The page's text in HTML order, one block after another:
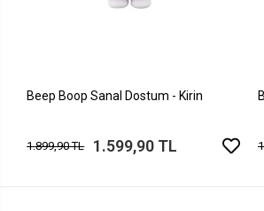
Beep Boop Sanal Dostum - Kirin
1.899,90 TL 1.599,90 TL